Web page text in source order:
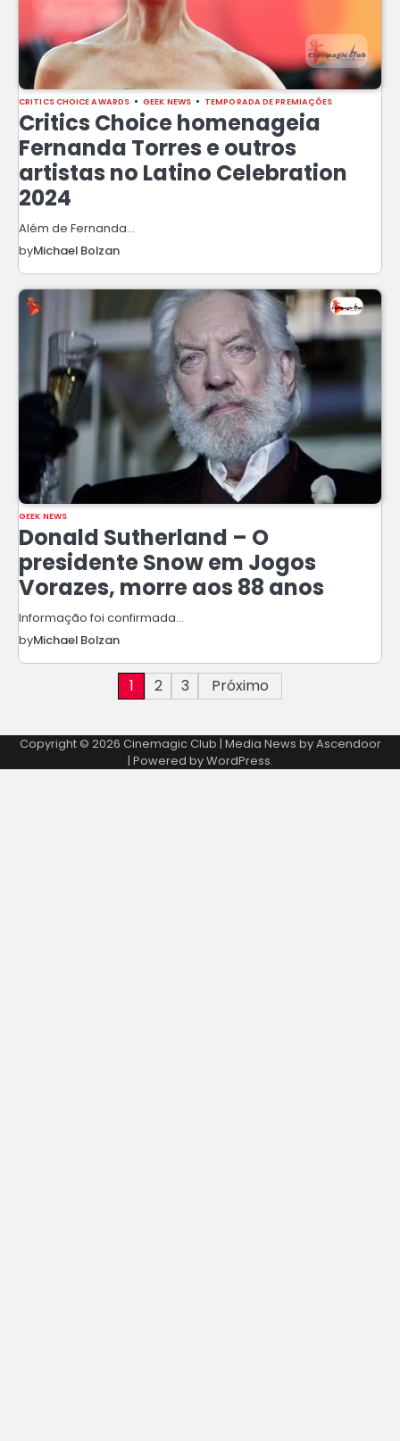
CRITICS CHOICE AWARDS GEEK NEWS TEMPORADA DE PREMIAÇÕES
Critics Choice homenageia
Fernanda Torres e outros
artistas no Latino Celebration
2024
Além de Fernanda…
byMichael Bolzan
GEEK NEWS
Donald Sutherland – O
presidente Snow em Jogos
Vorazes, morre aos 88 anos
Informação foi confirmada…
byMichael Bolzan
Paginação
posts
1 2 3 Próximo
Copyright © 2026 Cinemagic Club | Media News byAscendoor
| Powered byWordPress.